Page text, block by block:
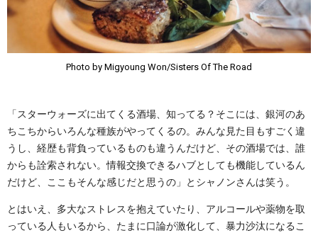
Photo by Migyoung Won/Sisters Of The Road
「スターウォーズに出てくる酒場、知ってる？そこには、銀河のあ
ちこちからいろんな種族がやってくるの。みんな見た目もすごく違
うし、経歴も背負っているものも違うんだけど、その酒場では、誰
からも詮索されない。情報交換できるハブとしても機能しているん
だけど、ここもそんな感じだと思うの」とシャノンさんは笑う。
とはいえ、多大なストレスを抱えていたり、アルコールや薬物を取
っている人もいるから、たまに口論が激化して、暴力沙汰になるこ